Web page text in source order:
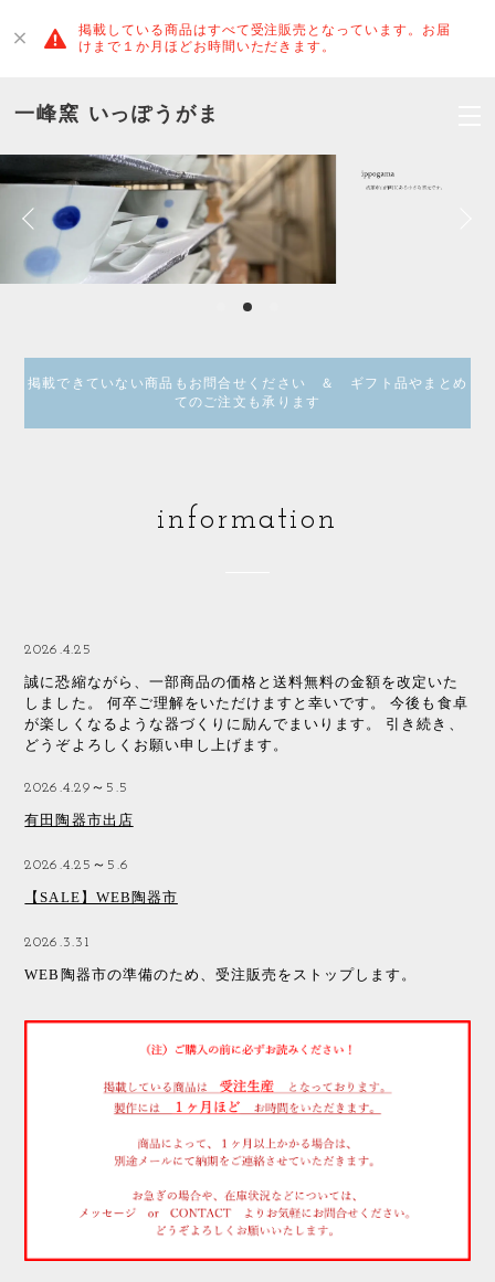
掲載している商品はすべて受注販売となっています。お届
けまで１か月ほどお時間いただきます。
一峰窯 いっぽうがま
掲載できていない商品もお問合せください ＆ ギフト品やまとめ
てのご注文も承ります
information
2026.4.25
誠に恐縮ながら、一部商品の価格と送料無料の金額を改定いた
しました。 何卒ご理解をいただけますと幸いです。 今後も食卓
が楽しくなるような器づくりに励んでまいります。 引き続き、
どうぞよろしくお願い申し上げます。
2026.4.29～5.5
有田陶器市出店
2026.4.25～5.6
【SALE】WEB陶器市
2026.3.31
WEB陶器市の準備のため、受注販売をストップします。